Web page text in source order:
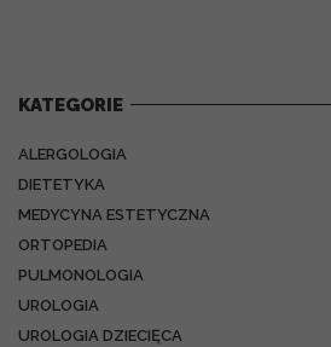
KATEGORIE
ALERGOLOGIA
DIETETYKA
MEDYCYNA ESTETYCZNA
ORTOPEDIA
PULMONOLOGIA
UROLOGIA
UROLOGIA DZIECIĘCA